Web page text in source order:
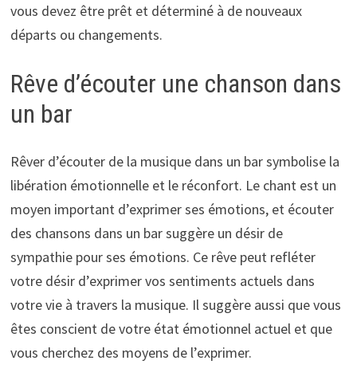
vous devez être prêt et déterminé à de nouveaux
départs ou changements.
Rêve d’écouter une chanson dans
un bar
Rêver d’écouter de la musique dans un bar symbolise la
libération émotionnelle et le réconfort. Le chant est un
moyen important d’exprimer ses émotions, et écouter
des chansons dans un bar suggère un désir de
sympathie pour ses émotions. Ce rêve peut refléter
votre désir d’exprimer vos sentiments actuels dans
votre vie à travers la musique. Il suggère aussi que vous
êtes conscient de votre état émotionnel actuel et que
vous cherchez des moyens de l’exprimer.